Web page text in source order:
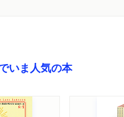
いま人気の本